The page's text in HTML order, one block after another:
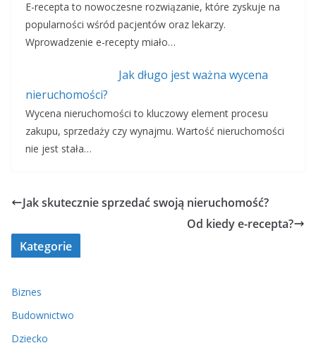
E-recepta to nowoczesne rozwiązanie, które zyskuje na
popularności wśród pacjentów oraz lekarzy.
Wprowadzenie e-recepty miało…
Jak długo jest ważna wycena
nieruchomości?
Wycena nieruchomości to kluczowy element procesu
zakupu, sprzedaży czy wynajmu. Wartość nieruchomości
nie jest stała…
Jak skutecznie sprzedać swoją nieruchomość?
Od kiedy e-recepta?
Kategorie
Biznes
Budownictwo
Dziecko